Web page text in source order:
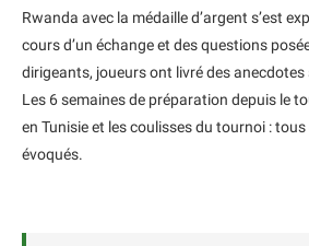
Rwanda avec la médaille d’argent s’est
cours d’un échange et des questions
dirigeants, joueurs ont livré des
Les 6 semaines de préparation depuis le
en Tunisie et les coulisses du tournoi :
évoqués.